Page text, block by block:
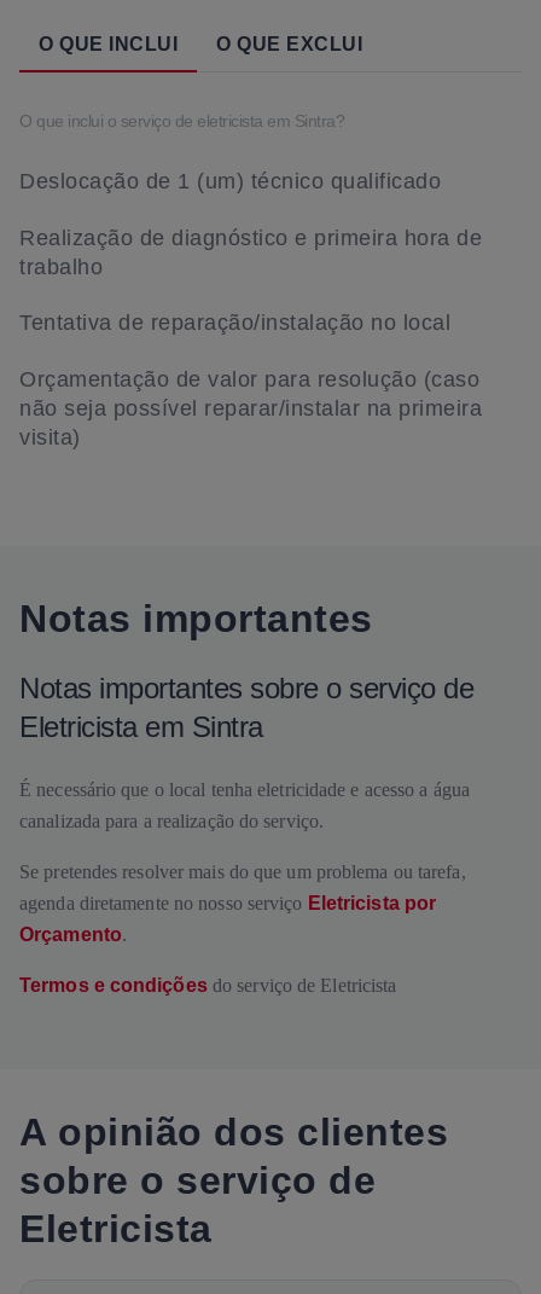
O QUE INCLUI O QUE EXCLUI
O que inclui o serviço de eletricista em Sintra?
Deslocação de 1 (um) técnico qualificado
Realização de diagnóstico e primeira hora de
trabalho
Tentativa de reparação/instalação no local
Orçamentação de valor para resolução (caso
não seja possível reparar/instalar na primeira
visita)
Notas importantes
Notas importantes sobre o serviço de
Eletricista em Sintra
É necessário que o local tenha eletricidade e acesso a água
canalizada para a realização do serviço.
Se pretendes resolver mais do que um problema ou tarefa,
agenda diretamente no nosso serviço Eletricista por
Orçamento.
Termos e condiçõesdo serviço de Eletricista
A opinião dos clientes
sobre o serviço de
Eletricista